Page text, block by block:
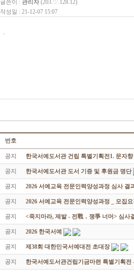
글쓴이 : 관리자 (203.♡.128.12)
작성일 : 21-12-07 15:07
.
번호
공지 한국서예도서관 건립 특별기획전1. 문자향
공지 한국서예도서관 도서 기증 및 후원금 명단
공지 2026 서예교육 전문인력양성과정 심사 결
공지 2026 서예교육 전문인력양성과정 _ 모집
공지 <죽지마라, 제발 - 전戰 ․ 쟁爭 너머> 심사
공지 2026 한국서예
공지 제38회 대한민국서예대전 초대장
공지 한국서예도서관건립기금마련 특별기획전